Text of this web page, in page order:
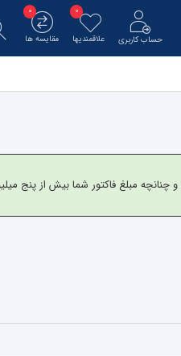
حساب کاربری علاقمندیها
0
مقایسه ها
0
کننده تحویل و چنانچه مبلغ فاکتور شما بیش از